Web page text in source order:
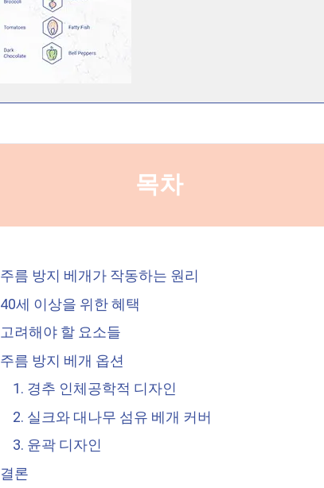
목차
주름 방지 베개가 작동하는 원리
40세 이상을 위한 혜택
고려해야 할 요소들
주름 방지 베개 옵션
1. 경추 인체공학적 디자인
2. 실크와 대나무 섬유 베개 커버
3. 윤곽 디자인
결론